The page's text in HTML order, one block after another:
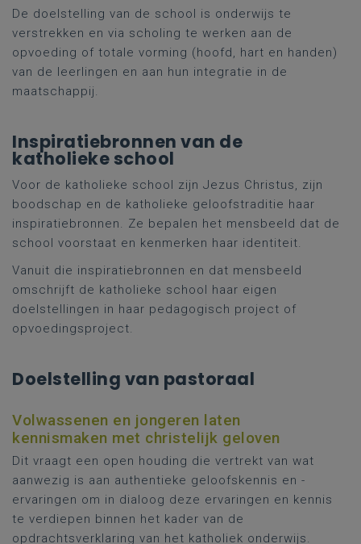
De doelstelling van de school is onderwijs te
verstrekken en via scholing te werken aan de
opvoeding of totale vorming (hoofd, hart en handen)
van de leerlingen en aan hun integratie in de
maatschappij.
Inspiratiebronnen van de
katholieke school
Voor de katholieke school zijn Jezus Christus, zijn
boodschap en de katholieke geloofstraditie haar
inspiratiebronnen. Ze bepalen het mensbeeld dat de
school voorstaat en kenmerken haar identiteit.
Vanuit die inspiratiebronnen en dat mensbeeld
omschrijft de katholieke school haar eigen
doelstellingen in haar pedagogisch project of
opvoedingsproject.
Doelstelling van pastoraal
Volwassenen en jongeren laten
kennismaken met christelijk geloven
Dit vraagt een open houding die vertrekt van wat
aanwezig is aan authentieke geloofskennis en -
ervaringen om in dialoog deze ervaringen en kennis
te verdiepen binnen het kader van de
opdrachtsverklaring van het katholiek onderwijs.